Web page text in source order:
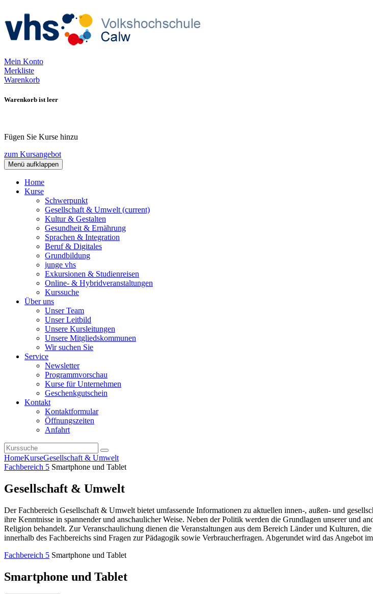
Mein Konto
Merkliste
Warenkorb
Warenkorb ist leer
Fügen Sie Kurse hinzu
zum Kursangebot
Menü aufklappen
Home
Kurse
Schwerpunkt
Gesellschaft & Umwelt (current)
Kultur & Gestalten
Gesundheit & Ernährung
Sprachen & Integration
Beruf & Digitales
Grundbildung
junge vhs
Exkursionen & Studienreisen
Online- & Hybridveranstaltungen
Kurssuche
Über uns
Unser Team
Unser Leitbild
Unsere Kursleitungen
Unsere Mitgliedskommunen
Wir suchen Sie
Service
Newsletter
Programmvorschau
Kurse für Unternehmen
Geschenkgutschein
Kontakt
Kontaktformular
Öffnungszeiten
Anfahrt
HomeKurseGesellschaft & Umwelt
Fachbereich 5 Smartphone und Tablet
Gesellschaft & Umwelt
Der Fachbereich Gesellschaft & Umwelt bietet umfassende Informationen zu aktuellen innen-, außen- und
ihre Kenntnisse in spannender und anschaulicher Weise. Neben der Politik werden die Grundlagen unserer und
Religion behandelt. Zur Veranschaulichung dienen die Veranstaltungen aus dem Bereich Länder und Kulturen,
innerhalb des Fachbereichs sind Fragen zur Pädagogik sowie Verbraucherfragen. Abgerundet wird das Angebot
Fachbereich 5 Smartphone und Tablet
Smartphone und Tablet